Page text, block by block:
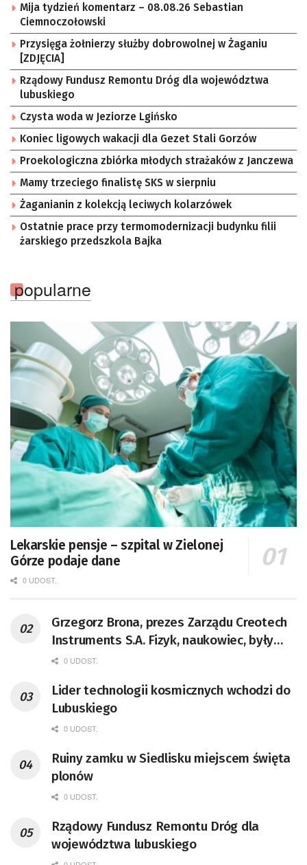
Mija tydzień komentarz – 08.08.26 Sebastian
Ciemnoczołowski
Przysięga żołnierzy służby dobrowolnej w Żaganiu
[ZDJĘCIA]
Rządowy Fundusz Remontu Dróg dla województwa
lubuskiego
Czysta woda w Jeziorze Lgińsko
Koniec ligowych wakacji dla Gezet Stali Gorzów
Proekologiczna zbiórka młodych strażaków z Janczewa
Mamy trzeciego finalistę SKS w sierpniu
Żaganianin z kolekcją leciwych kolarzówek
Ostatnie prace przy termomodernizacji budynku filii
żarskiego przedszkola Bajka
popularne
Lekarskie pensje – szpital w Zielonej
Górze podaje dane
0 UDOST.
Grzegorz Brona, prezes Zarządu Creotech
Instruments S.A. Fizyk, naukowiec, były
pracownik CERN w Genewie,
doktor habilitowany nauk fizycznych,
koordynator Rady Sektorowej ds.
Kompetencji Przemysłu Lotniczo-
Badań Kosmicznych i Satelitarnych PAN.
0 UDOST.
Lider technologii kosmicznych wchodzi do
Lubuskiego
0 UDOST.
Ruiny zamku w Siedlisku miejscem święta
plonów
0 UDOST.
Rządowy Fundusz Remontu Dróg dla
województwa lubuskiego